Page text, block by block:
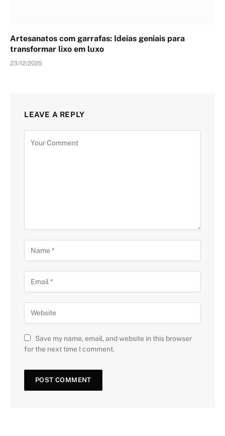
Artesanatos com garrafas: Ideias geniais para
transformar lixo em luxo
23/12/2025
LEAVE A REPLY
Save my name, email, and website in this browser
for the next time I comment.